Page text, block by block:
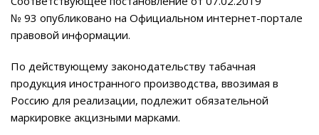
№ 93 опубликовано на Официальном интернет-портале
правовой информации.
По действующему законодательству табачная
продукция иностранного производства, ввозимая в
Россию для реализации, подлежит обязательной
маркировке акцизными марками.